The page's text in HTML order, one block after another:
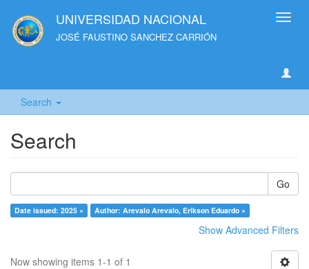
UNIVERSIDAD NACIONAL
JOSÉ FAUSTINO SANCHEZ CARRIÓN
Search
Search
Go
Date issued: 2025 × Author: Arevalo Arevalo, Erikson Eduardo ×
Show Advanced Filters
Now showing items 1-1 of 1